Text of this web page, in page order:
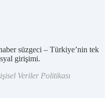
süzgeci – Türkiye’nin tek
girişimi.
Veriler Politikası